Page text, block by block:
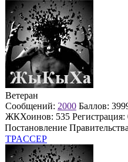
Ветеран
Сообщений: 2000 Баллов:
ЖКХоинов: 535 Регистрация:
Постановление
TPACCEP